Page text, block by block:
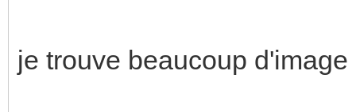
je trouve beaucoup